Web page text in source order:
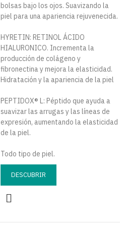
bolsas bajo los ojos. Suavizando la
piel para una apariencia rejuvenecida.
HYRETIN: RETINOL ÁCIDO
HIALURONICO. Incrementa la
producción de colágeno y
fibronectina y mejora la elasticidad.
Hidratación y la apariencia de la piel
PEPTIDOX® L: Péptido que ayuda a
suavizar las arrugas y las líneas de
expresión, aumentando la elasticidad
de la piel.
Todo tipo de piel.
DESCUBRIR